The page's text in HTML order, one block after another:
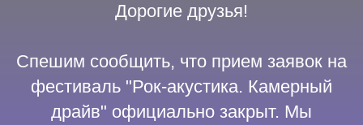
Дорогие друзья!
Спешим сообщить, что прием заявок на
фестиваль "Рок-акустика. Камерный
драйв" официально закрыт. Мы